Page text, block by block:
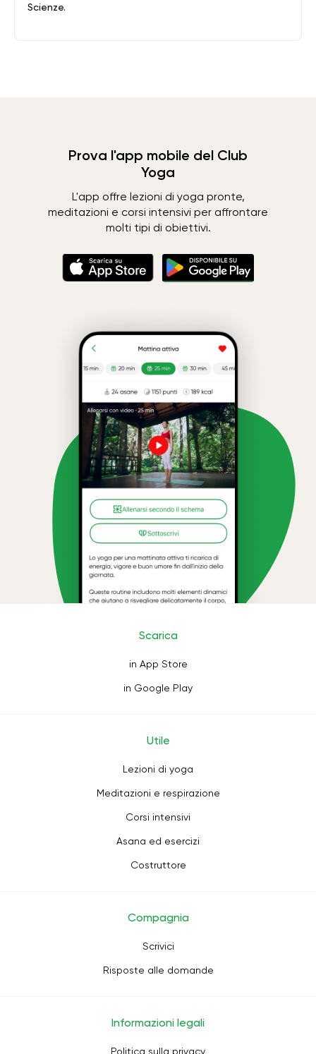
Scienze.
Prova l'app mobile del Club
Yoga
L'app offre lezioni di yoga pronte,
meditazioni e corsi intensivi per affrontare
molti tipi di obiettivi.
Scarica
in App Store
in Google Play
Utile
Lezioni di yoga
Meditazioni e respirazione
Corsi intensivi
Asana ed esercizi
Costruttore
Compagnia
Scrivici
Risposte alle domande
Informazioni legali
Politica sulla privacy